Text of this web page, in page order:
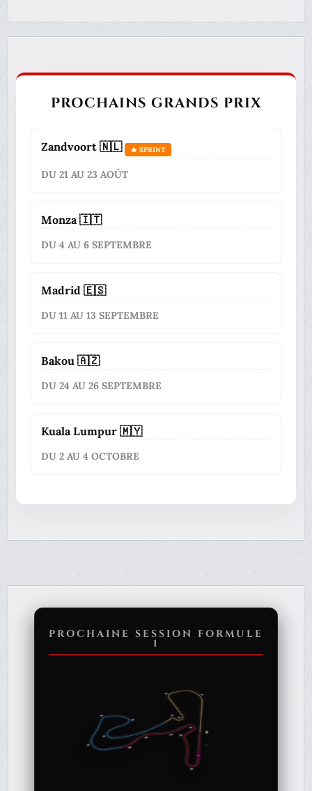
PROCHAINS GRANDS PRIX
Zandvoort 🇳🇱 🔥 SPRINT
DU 21 AU 23 AOÛT
Monza 🇮🇹
DU 4 AU 6 SEPTEMBRE
Madrid 🇪🇸
DU 11 AU 13 SEPTEMBRE
Bakou 🇦🇿
DU 24 AU 26 SEPTEMBRE
Kuala Lumpur 🇲🇾
DU 2 AU 4 OCTOBRE
PROCHAINE SESSION FORMULE
1